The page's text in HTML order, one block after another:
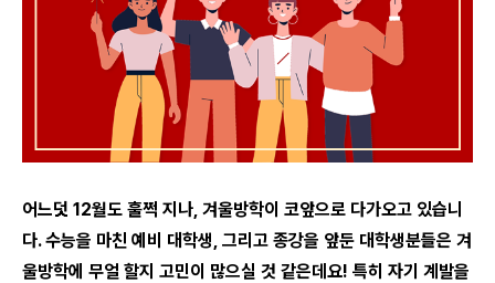
어느덧 12월도 훌쩍 지나, 겨울방학이 코앞으로 다가오고 있습니
다. 수능을 마친 예비 대학생, 그리고 종강을 앞둔 대학생분들은 겨
울방학에 무얼 할지 고민이 많으실 것 같은데요! 특히 자기 계발을